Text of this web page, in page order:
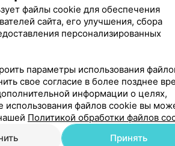
файлы cookie для обеспечения
сайта, его улучшения, сбора
персонализированных
параметры использования
свое согласие в более позднее
информации о целях,
использования файлов cookie вы
Политикой обработки файлов
Принять